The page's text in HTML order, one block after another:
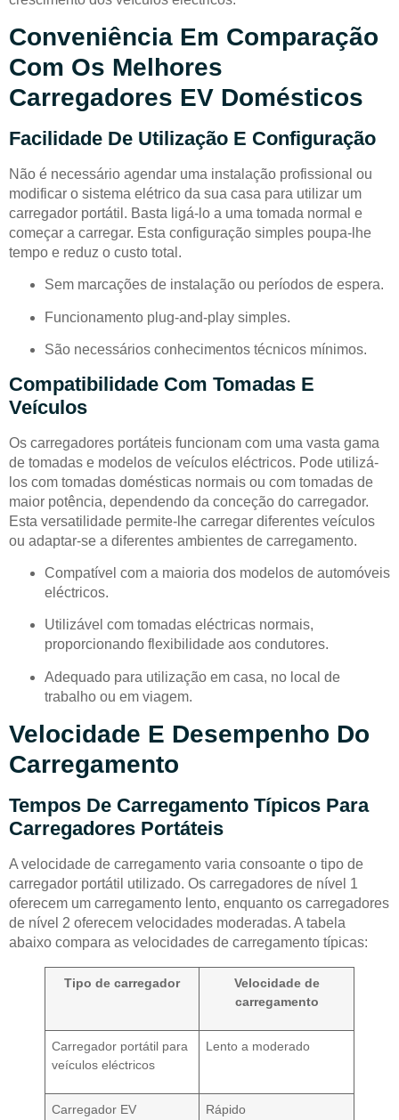
Conveniência Em Comparação
Com Os Melhores
Carregadores EV Domésticos
Facilidade De Utilização E Configuração
Não é necessário agendar uma instalação profissional ou
modificar o sistema elétrico da sua casa para utilizar um
carregador portátil. Basta ligá-lo a uma tomada normal e
começar a carregar. Esta configuração simples poupa-lhe
tempo e reduz o custo total.
Sem marcações de instalação ou períodos de espera.
Funcionamento plug-and-play simples.
São necessários conhecimentos técnicos mínimos.
Compatibilidade Com Tomadas E
Veículos
Os carregadores portáteis funcionam com uma vasta gama
de tomadas e modelos de veículos eléctricos. Pode utilizá-
los com tomadas domésticas normais ou com tomadas de
maior potência, dependendo da conceção do carregador.
Esta versatilidade permite-lhe carregar diferentes veículos
ou adaptar-se a diferentes ambientes de carregamento.
Compatível com a maioria dos modelos de automóveis
eléctricos.
Utilizável com tomadas eléctricas normais,
proporcionando flexibilidade aos condutores.
Adequado para utilização em casa, no local de
trabalho ou em viagem.
Velocidade E Desempenho Do
Carregamento
Tempos De Carregamento Típicos Para
Carregadores Portáteis
A velocidade de carregamento varia consoante o tipo de
carregador portátil utilizado. Os carregadores de nível 1
oferecem um carregamento lento, enquanto os carregadores
de nível 2 oferecem velocidades moderadas. A tabela
abaixo compara as velocidades de carregamento típicas:
Tipo de carregador
Velocidade de
carregamento
Carregador portátil para
veículos eléctricos
Lento a moderado
Carregador EV
Rápido